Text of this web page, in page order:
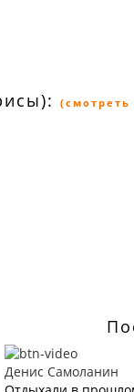
(смотреть
Денис Самоланин